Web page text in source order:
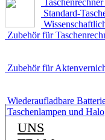
Standard-
Zubehör für
Zubehör für
Wiederaufladbare
Taschenlampen und
UNS